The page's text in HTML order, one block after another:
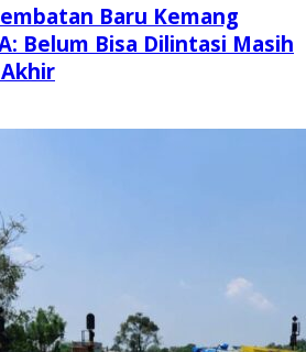
Baru Kemang
Belum Bisa Dilintasi Masih